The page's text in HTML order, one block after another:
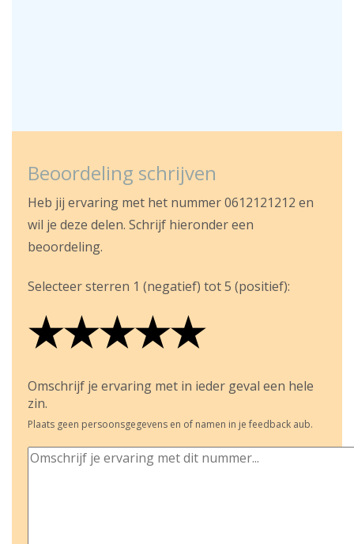
Beoordeling schrijven
Heb jij ervaring met het nummer 0612121212 en
wil je deze delen. Schrijf hieronder een
beoordeling.
Selecteer sterren 1 (negatief) tot 5 (positief):
★
★★
★★★
★★★★
★★★★★
Omschrijf je ervaring met in ieder geval een hele
zin.
Plaats geen persoonsgegevens en of namen in je feedback aub.